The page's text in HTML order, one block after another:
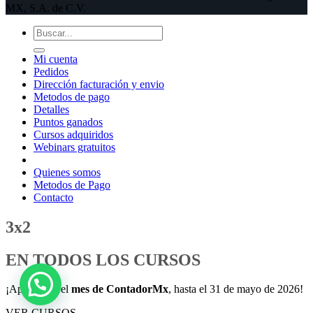
MX, S.A. de C.V.
Buscar
por:
Mi cuenta
Pedidos
Dirección facturación y envio
Metodos de pago
Detalles
Puntos ganados
Cursos adquiridos
Webinars gratuitos
Quienes somos
Metodos de Pago
Contacto
3x2
EN TODOS LOS CURSOS
¡Aprovecha el mes de ContadorMx, hasta el 31 de mayo de 2026!